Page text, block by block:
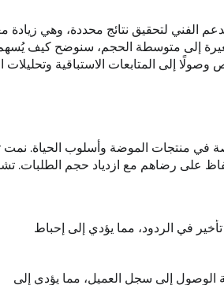
لتحقيق نتائج محددة، وهي زيادة
صغيرة إلى متوسطة الحجم، سنوضح كيف
إلى المتابعات الاستباقية وتحليلات
في منتجات الموضة وأسلوب الحياة. نمت
على رضاهم مع ازدياد حجم الطلبات.
تأخير في الردود، مما يؤدي إلى إحباط
إلى سجل العميل، مما يؤدي إلى